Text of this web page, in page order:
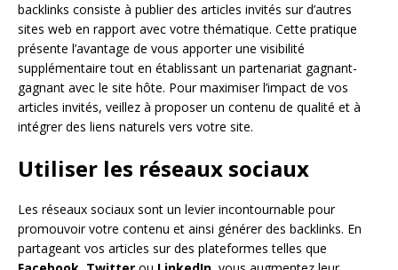
backlinks consiste à publier des articles invités sur d’autres
sites web en rapport avec votre thématique. Cette pratique
présente l’avantage de vous apporter une visibilité
supplémentaire tout en établissant un partenariat gagnant-
gagnant avec le site hôte. Pour maximiser l’impact de vos
articles invités, veillez à proposer un contenu de qualité et à
intégrer des liens naturels vers votre site.
Utiliser les réseaux sociaux
Les réseaux sociaux sont un levier incontournable pour
promouvoir votre contenu et ainsi générer des backlinks. En
partageant vos articles sur des plateformes telles que